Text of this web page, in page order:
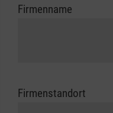
Firmenname
Firmenstandort